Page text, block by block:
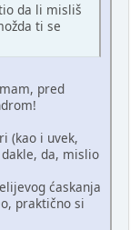
da li misliš
ti se
pred
(kao i uvek,
da, mislio
ćaskanja
praktično si